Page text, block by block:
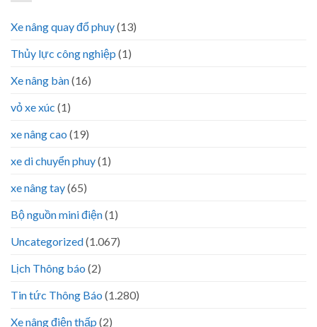
Xe nâng quay đổ phuy(13)
Thủy lực công nghiệp (1)
Xe nâng bàn(16)
vỏ xe xúc (1)
xe nâng cao (19)
xe di chuyển phuy(1)
xe nâng tay(65)
Bộ nguồn mini điện(1)
Uncategorized(1.067)
Lịch Thông báo (2)
Tin tức Thông Báo (1.280)
Xe nâng điện thấp (2)